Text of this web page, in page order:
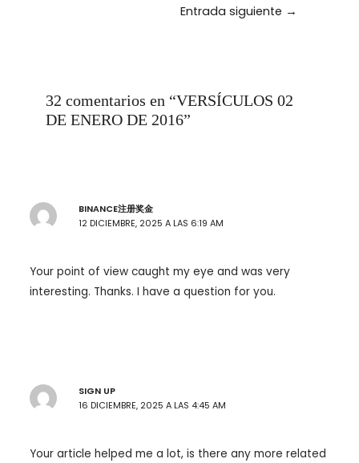
Entrada siguiente →
32 comentarios en “VERSÍCULOS 02
DE ENERO DE 2016”
BINANCE注册奖金
12 DICIEMBRE, 2025 A LAS 6:19 AM
Your point of view caught my eye and was very
interesting. Thanks. I have a question for you.
SIGN UP
16 DICIEMBRE, 2025 A LAS 4:45 AM
Your article helped me a lot, is there any more related